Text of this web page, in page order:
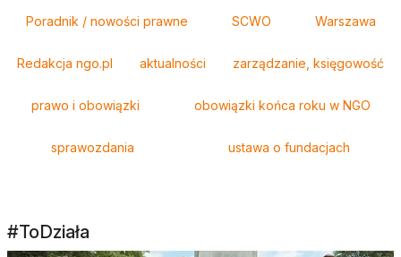
Poradnik / nowości prawne SCWO Warszawa
Redakcja ngo.pl aktualności zarządzanie, księgowość
prawo i obowiązki obowiązki końca roku w NGO
sprawozdania ustawa o fundacjach
#ToDziała